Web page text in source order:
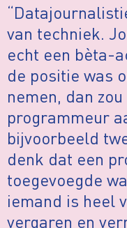
van techniek.
echt een bèta-
de positie was
nemen, dan
programmeur
bijvoorbeeld
denk dat een
toegevoegde
iemand is heel
vergaren en